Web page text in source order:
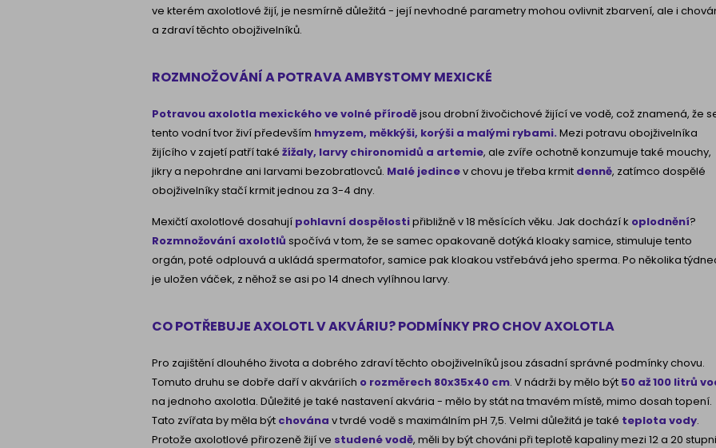
ve kterém axolotlové žijí, je nesmírně důležitá - její nevhodné parametry mohou ovlivnit zbarvení, ale i
a zdraví těchto obojživelníků.
ROZMNOŽOVÁNÍ A POTRAVA AMBYSTOMY MEXICKÉ
Potravou axolotla mexického ve volné přírodějsou drobní živočichové žijící ve vodě, což znamená, že
tento vodní tvor živí především hmyzem, měkkýši, korýši a malými rybami. Mezi potravu obojživelníka
žijícího v zajetí patří také žížaly, larvy chironomidů a artemie, ale zvíře ochotně konzumuje také mouchy,
jikry a nepohrdne ani larvami bezobratlovců. Malé jedincev chovu je třeba krmit denně, zatímco dospělé
obojživelníky stačí krmit jednou za 3-4 dny.
Mexičtí axolotlové dosahují pohlavní dospělostipřibližně v 18 měsících věku. Jak dochází k oplodnění?
Rozmnožování axolotlů spočívá v tom, že se samec opakovaně dotýká kloaky samice, stimuluje tento
orgán, poté odplouvá a ukládá spermatofor, samice pak kloakou vstřebává jeho sperma. Po několika
je uložen váček, z něhož se asi po 14 dnech vylíhnou larvy.
CO POTŘEBUJE AXOLOTL V AKVÁRIU? PODMÍNKY PRO CHOV AXOLOTLA
Pro zajištění dlouhého života a dobrého zdraví těchto obojživelníků jsou zásadní správné podmínky chovu.
Tomuto druhu se dobře daří v akváriích o rozměrech 80x35x40 cm. Vnádrži by mělo být 50 až 100 litrů
na jednoho axolotla. Důležité je také nastavení akvária - mělo by stát na tmavém místě, mimo dosah topení.
Tato zvířata by měla být chována v tvrdé vodě s maximálním pH 7,5. Velmi důležitá je také teplota vody.
Protože axolotlové přirozeně žijí ve studené vodě, měli by být chováni při teplotě kapaliny mezi 12 a 20 stupni